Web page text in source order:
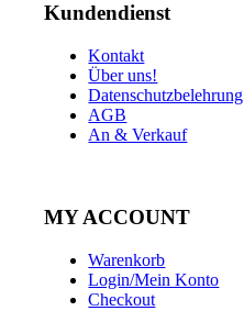
Kundendienst
Kontakt
Über uns!
Datenschutzbelehrung
AGB
An & Verkauf
MY ACCOUNT
Warenkorb
Login/Mein Konto
Checkout